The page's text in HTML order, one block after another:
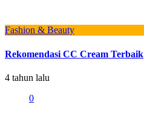
Fashion & Beauty
Rekomendasi CC Cream Terbaik
4 tahun lalu
0